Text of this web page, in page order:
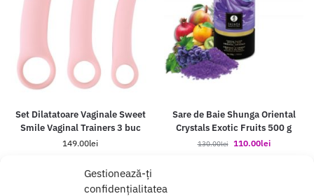
Gestionează-ți
confidențialitatea
Set Dilatatoare Vaginale Sweet
Smile Vaginal Trainers 3 buc
149.00lei
Adaugă în coș
Sare de Baie Shunga Oriental
Crystals Exotic Fruits 500 g
130.00lei 110.00lei